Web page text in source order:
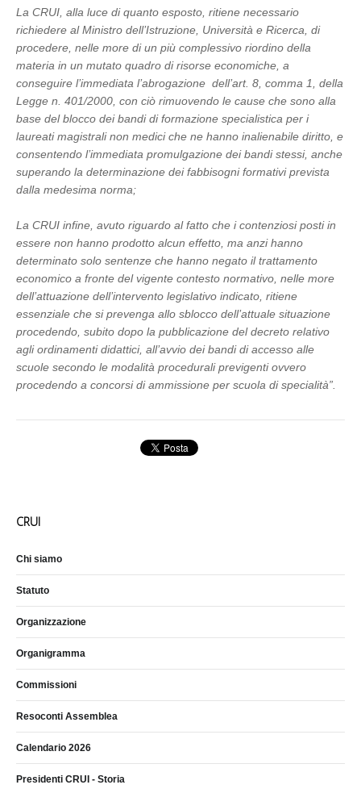
La CRUI, alla luce di quanto esposto, ritiene necessario
richiedere al Ministro dell’Istruzione, Università e Ricerca, di
procedere, nelle more di un più complessivo riordino della
materia in un mutato quadro di risorse economiche, a
conseguire l’immediata l’abrogazione dell’art. 8, comma 1, della
Legge n. 401/2000, con ciò rimuovendo le cause che sono alla
base del blocco dei bandi di formazione specialistica per i
laureati magistrali non medici che ne hanno inalienabile diritto, e
consentendo l’immediata promulgazione dei bandi stessi, anche
superando la determinazione dei fabbisogni formativi prevista
dalla medesima norma;
La CRUI infine, avuto riguardo al fatto che i contenziosi posti in
essere non hanno prodotto alcun effetto, ma anzi hanno
determinato solo sentenze che hanno negato il trattamento
economico a fronte del vigente contesto normativo, nelle more
dell’attuazione dell’intervento legislativo indicato, ritiene
essenziale che si prevenga allo sblocco dell’attuale situazione
procedendo, subito dopo la pubblicazione del decreto relativo
agli ordinamenti didattici, all’avvio dei bandi di accesso alle
scuole secondo le modalità procedurali previgenti ovvero
procedendo a concorsi di ammissione per scuola di specialità”.
CRUI
Chi siamo
Statuto
Organizzazione
Organigramma
Commissioni
Resoconti Assemblea
Calendario 2026
Presidenti CRUI - Storia